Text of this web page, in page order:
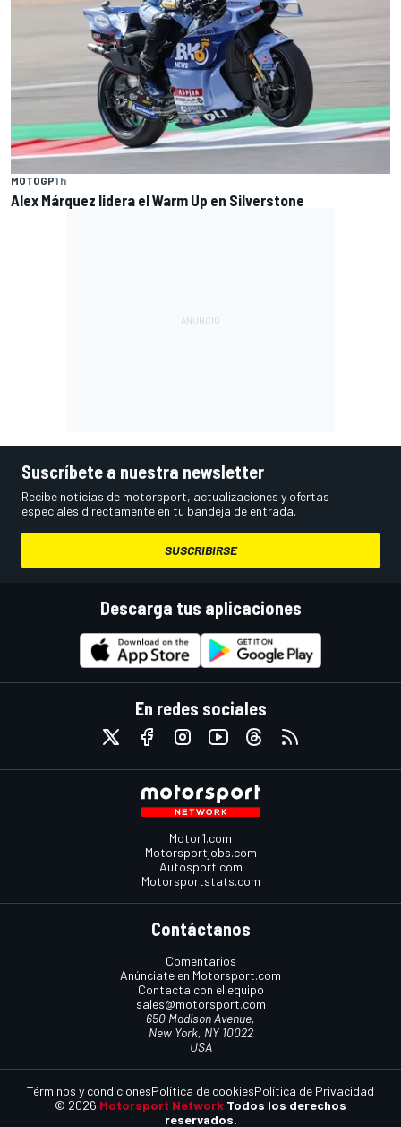
MOTOGP1 h
Alex Márquez lidera el Warm Up en Silverstone
Suscríbete a nuestra newsletter
Recibe noticias de motorsport, actualizaciones y ofertas
especiales directamente en tu bandeja de entrada.
SUSCRIBIRSE
Descarga tus aplicaciones
En redes sociales
Motor1.com
Motorsportjobs.com
Autosport.com
Motorsportstats.com
Contáctanos
Comentarios
Anúnciate en Motorsport.com
Contacta con el equipo
sales@motorsport.com
650 Madison Avenue,
New York, NY 10022
USA
© 2026 Motorsport Network Todos los derechos
reservados.
Términos y condicionesPolítica de cookiesPolítica de Privacidad